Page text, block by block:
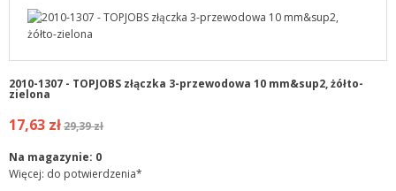
2010-1307 - TOPJOBS złączka 3-przewodowa 10 mm&sup2, żółto-
zielona
17,63 zł29,39 zł
Na magazynie: 0
Więcej: do potwierdzenia*